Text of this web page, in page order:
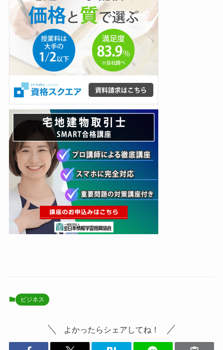
ビジネス
よかったらシェアしてね！